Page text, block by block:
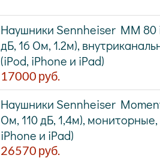
Наушники Sennheiser MM 80
дБ, 16 Ом, 1.2м),
(iPod, iPhone и iPad)
17000 руб.
Наушники Sennheiser
Ом, 110 дБ, 1,4м),
iPhone и iPad)
26570 руб.